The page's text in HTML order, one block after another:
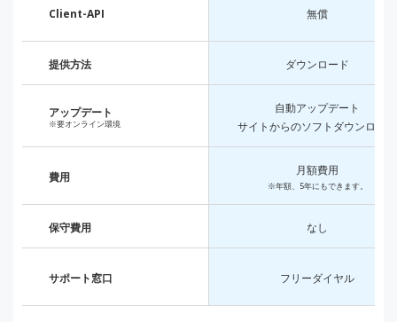
Client-API 無償
提供方法 ダウンロード
アップデート
※要オンライン環境
自動アップデート
サイトからのソフトダウンロード
費用 月額費用
※年額、5年にもできます。
保守費用 なし
サポート窓口 フリーダイヤル